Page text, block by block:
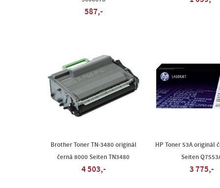
587,-
Brother Toner TN-3480 originál
černá 8000 Seiten TN3480
4 503,-
HP Toner 53A originál
Seiten
3 775,-